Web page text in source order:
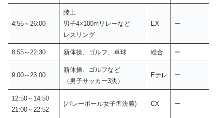
4:55～26:00
陸上
男子4×100mリレーなど
レスリング
EX ー
8:55～22:30 新体操、ゴルフ、卓球 総合 ー
9:00～23:00
新体操、ゴルフなど
（男子サッカー3決）
Eテレ ー
12:50～14:50
21:00～22:52
(バレーボール女子準決勝) CX ー